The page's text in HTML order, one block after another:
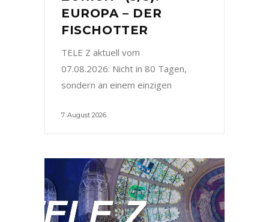
EUROPA – DER
FISCHOTTER
TELE Z aktuell vom
07.08.2026: Nicht in 80 Tagen,
sondern an einem einzigen
7. August 2026